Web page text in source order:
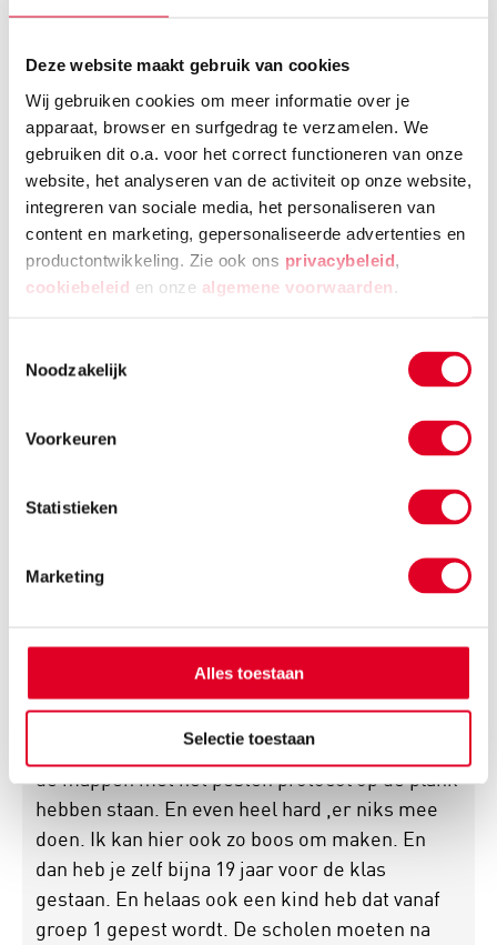
Deze website maakt gebruik van cookies
Wij gebruiken cookies om meer informatie over je
apparaat, browser en surfgedrag te verzamelen. We
gebruiken dit o.a. voor het correct functioneren van onze
website, het analyseren van de activiteit op onze website,
integreren van sociale media, het personaliseren van
content en marketing, gepersonaliseerde advertenties en
productontwikkeling. Zie ook ons privacybeleid
cookiebeleid en onze algemene voorwaarden
Noodzakelijk
Voorkeuren
Statistieken
Marketing
Alles toestaan
Selectie toestaan
school.
Als de situatie uit de hand dreigt te lopen kun je
contact opnemen met
devertrouwensinspecteurvan de
Onderwijsinspectie.
Komt je kind thuis te zitten vanwege pesten of kost
het je veel moeite om je kind nog naar school te
krijgen, dan kan het verstandig zijn om contact op
voor de gemeente waar je woont en kan helpen om
de schade van het pesten te beperken door met
1 reactie
Laura van rooij30 januari 2020
Wat ik me telkens afvraag is waarom de scholen
de mappen met het pesten protocol op de plank
hebben staan. En even heel hard ,er niks mee
doen. Ik kan hier ook zo boos om maken. En
dan heb je zelf bijna 19 jaar voor de klas
gestaan. En helaas ook een kind heb dat vanaf
groep 1 gepest wordt. De scholen moeten na